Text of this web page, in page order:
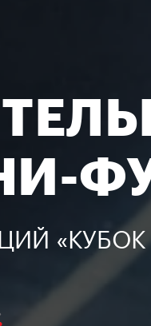
«КУБОК